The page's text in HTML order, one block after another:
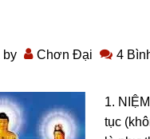
by Chơn Đại 4
1.
tục